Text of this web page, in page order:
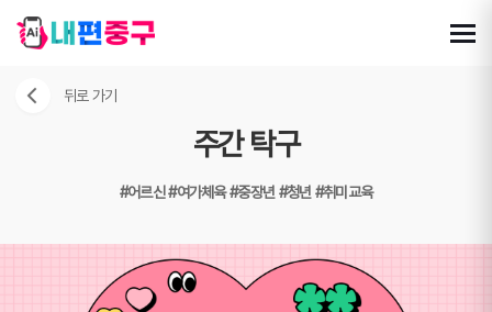
뒤로 가기
주간 탁구
#어르신#여가체육#중장년#청년#취미교육